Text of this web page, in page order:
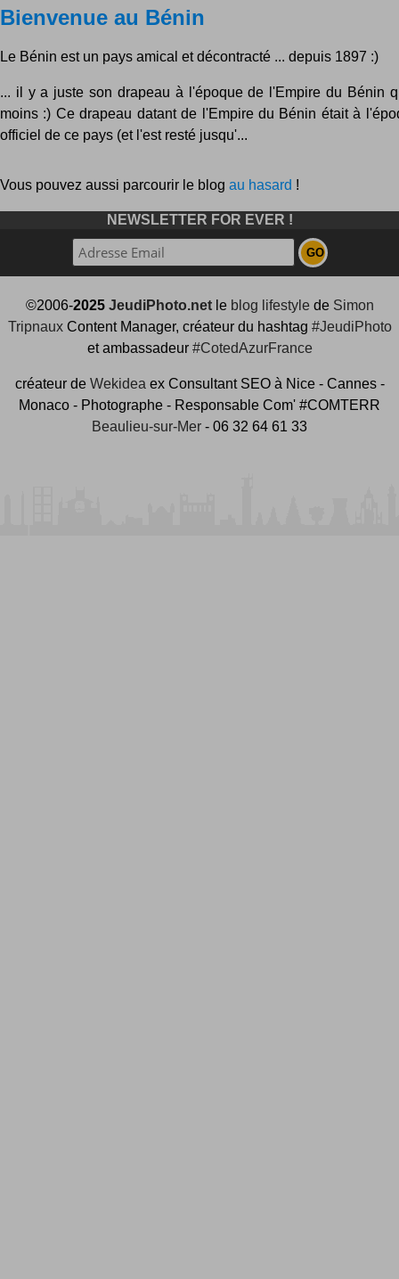
Bienvenue au Bénin
Le Bénin est un pays amical et décontracté ... depuis 1897 :)
... il y a juste son drapeau à l'époque de l'Empire du Bénin
moins :) Ce drapeau datant de l'Empire du Bénin était à
officiel de ce pays (et l'est resté jusqu'...
Vous pouvez aussi parcourir le blog au hasard !
NEWSLETTER FOR EVER !
©2006-2025 JeudiPhoto.netle blog lifestylede Simon
TripnauxContent Manager, créateur du hashtag #JeudiPhoto
et ambassadeur #CotedAzurFrance
créateur de Wekidea ex Consultant SEO à Nice - Cannes -
Monaco - Photographe - Responsable Com' #COMTERR
Beaulieu-sur-Mer - 06 32 64 61 33